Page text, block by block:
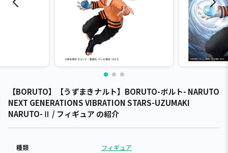
【BORUTO】【うずまきナルト】BORUTO-ボルト- NARUTO
NEXT GENERATIONS VIBRATION STARS-UZUMAKI
NARUTO-Ⅱ / フィギュア の紹介
種類 フィギュア